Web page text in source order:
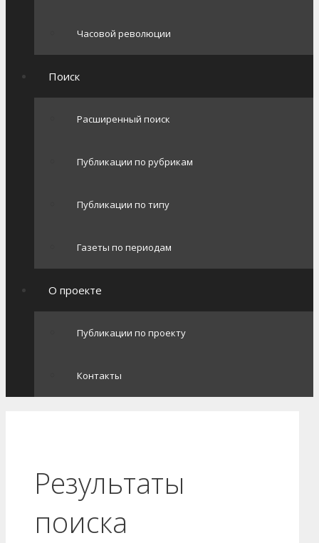
Часовой революции
Поиск
Расширенный поиск
Публикации по рубрикам
Публикации по типу
Газеты по периодам
О проекте
Публикации по проекту
Контакты
Результаты
поиска